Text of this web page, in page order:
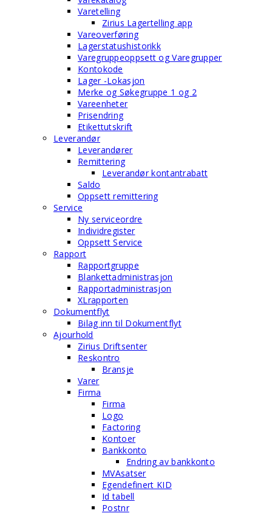
Varetelling
Zirius Lagertelling app
Vareoverføring
Lagerstatushistorikk
Varegruppeoppsett og Varegrupper
Kontokode
Lager -Lokasjon
Merke og Søkegruppe 1 og 2
Vareenheter
Prisendring
Etikettutskrift
Leverandør
Leverandører
Remittering
Leverandør kontantrabatt
Saldo
Oppsett remittering
Service
Ny serviceordre
Individregister
Oppsett Service
Rapport
Rapportgruppe
Blankettadministrasjon
Rapportadministrasjon
XLrapporten
Dokumentflyt
Bilag inn til Dokumentflyt
Ajourhold
Zirius Driftsenter
Reskontro
Bransje
Varer
Firma
Firma
Logo
Factoring
Kontoer
Bankkonto
Endring av bankkonto
MVAsatser
Egendefinert KID
Id tabell
Postnr